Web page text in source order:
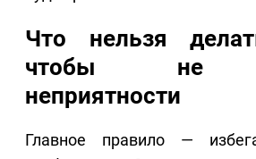
Что нельзя
чтобы не
неприятности
Главное правило —